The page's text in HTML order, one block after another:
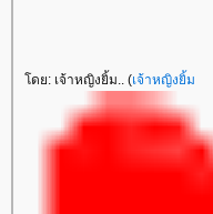
ดย: เจ้าหญิงยิ้ม.. (เจ้าหญิงยิ้ม